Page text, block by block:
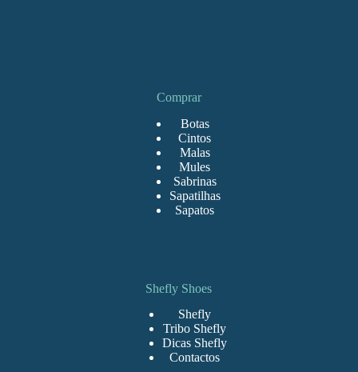
Comprar
Botas
Cintos
Malas
Mules
Sabrinas
Sapatilhas
Sapatos
Shefly Shoes
Shefly
Tribo Shefly
Dicas Shefly
Contactos